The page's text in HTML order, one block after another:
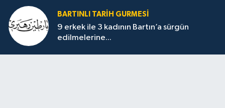
BARTINLI TARIH GURMESI
9 erkek ile 3 kadının Bartın’a sürgün
edilmelerine...